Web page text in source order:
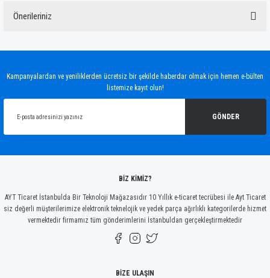
Önerileriniz
Ürün açıklamasında eksik bilgiler bulunuyor.
Gönder
Kampanyalardan ve yeniliklerden ücretsiz bir şekilde haberdar olmak için hemen e-bülten
listemize kayıt olun!
GÖNDER
BİZ KİMİZ?
AYT Ticaret İstanbulda Bir Teknoloji Mağazasıdır 10 Yıllık e-ticaret tecrübesi ile Ayt Ticaret
siz değerli müşterilerimize elektronik teknelojik ve yedek parça ağırlıklı kategorilerde hizmet
vermektedir firmamız tüm gönderimlerini İstanbuldan gerçekleştirmektedir
BİZE ULAŞIN